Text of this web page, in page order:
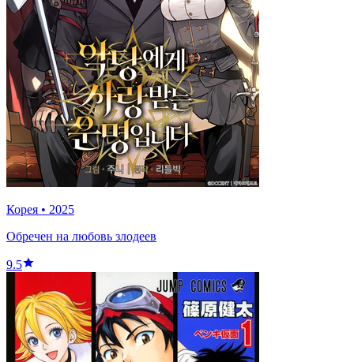
Корея • 2025
Обречен на любовь злодеев
9.5